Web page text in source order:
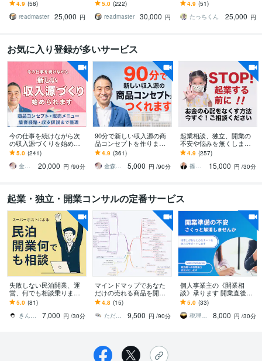
して相談に乗ります
4.9 (58)
readmaster
25,000 円
ジネスアイデア出しまく
り！
5.0 (222)
readmaster
30,000 円
強みを活かしたビジネス
設計から集客まで伴走
4.9 (51)
たっちくん
25,000 円
お気に入り登録が多いサービス
今の仕事を続けながら次
の収入源づくりを始めら
れます 独自ポジションづ
くりからメニュー・集客
経路・収支仮説まで整理
5.0 (241)
金森正治
20,000 円 /90分
90分で新しい収入源の商
品コンセプトを作ります
弱み×強みで競合と比較さ
れない独自ポジションを
整理します
4.9 (361)
金森正治
5,000 円 /90分
起業相談、独立、開業の
不安や悩みを無くします 1
8の質問で悩みに回答。希
望者には15分ビデオチャ
ットOK！
4.9 (257)
篠田圭三
15,000 円 /30分
起業・独立・開業コンサルの定番サービス
失敗しない民泊開業、運
営、何でも相談乗ります
現役Airbnbスーパーホスト
から何でもお答えいたし
ます
5.0 (81)
きんたさん
7,000 円 /30分
マインドマップであなた
だけの売れる商品を開発
します 起業・副業に必須
な商品作り専門コーチが
９０分でコンセプト作り
4.8 (15)
ただひろ 思考の片づけ専門コーチ
9,500 円 /90分
個人事業主の《開業相
談》承ります 開業直後の
方、今から開業される方
はぜひ！スタートから順
調に！
5.0 (33)
税理士ひなた
8,000 円 /30分